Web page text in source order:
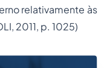
relativamente às
2011, p. 1025)